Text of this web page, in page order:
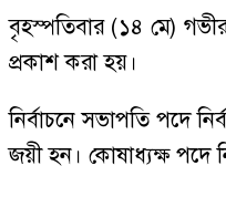
বৃহস্পতিবার (১৪ মে)
প্রকাশ করা হয়।
নির্বাচনে সভাপতি পদে
জয়ী হন। কোষাধ্যক্ষ পদে